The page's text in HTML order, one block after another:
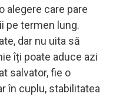
alegere care pare
pe termen lung.
dar nu uita să
îți poate aduce azi
salvator, fie o
în cuplu, stabilitatea